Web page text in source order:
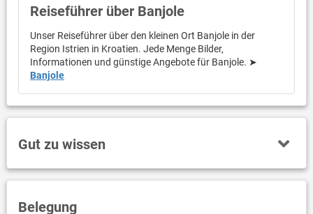
Reiseführer über Banjole
Unser Reiseführer über den kleinen Ort Banjole in der
Region Istrien in Kroatien. Jede Menge Bilder,
Informationen und günstige Angebote für Banjole. ➤
Banjole
Gut zu wissen
Belegung